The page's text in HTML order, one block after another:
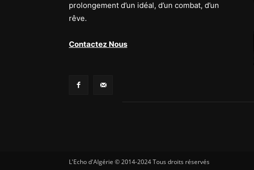
prolongement d’un idéal, d’un combat, d’un
rêve.
Contactez Nous
L'Echo d'Algérie © 2014-2024 Tous droits réservés